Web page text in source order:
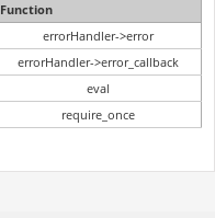
Function
errorHandler->error
errorHandler->error_callback
eval
require_once